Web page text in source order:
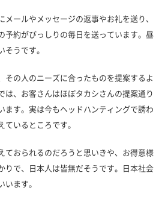
メールやメッセージの返事やお礼を送り、
予約がびっしりの毎日を送っています。昼
そうです。
その人のニーズに合ったものを提案するよ
は、お客さんはほぼタカシさんの提案通り
ます。実は今もヘッドハンティングで誘わ
ているところです。
ておられるのだろうと思いきや、お得意様
りで、日本人は皆無だそうです。日本社会
います。